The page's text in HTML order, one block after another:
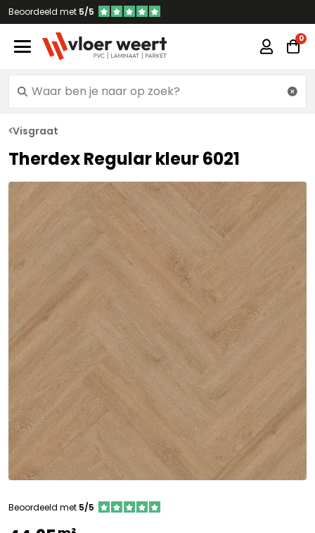
Beoordeeld met 5/5
Visgraat
Therdex Regular kleur 6021
Beoordeeld met 5/5